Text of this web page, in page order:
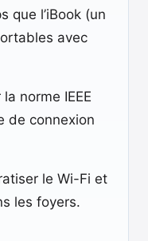
que l’iBook (un
avec
norme IEEE
de connexion
le Wi-Fi et
les foyers.